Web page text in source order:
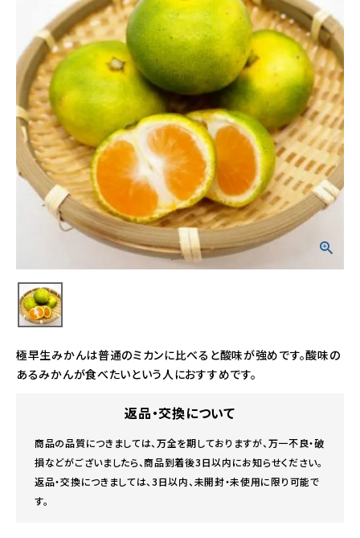
極早生みかんは普通のミカンに比べると酸味が強めです。酸味の
あるみかんが食べたいという人におすすめです。
返品・交換について
商品の品質につきましては、万全を期しておりますが、万一不良・破
損などがございましたら、商品到着後3日以内にお知らせください。
返品・交換につきましては、3日以内、未開封・未使用に限り可能で
す。